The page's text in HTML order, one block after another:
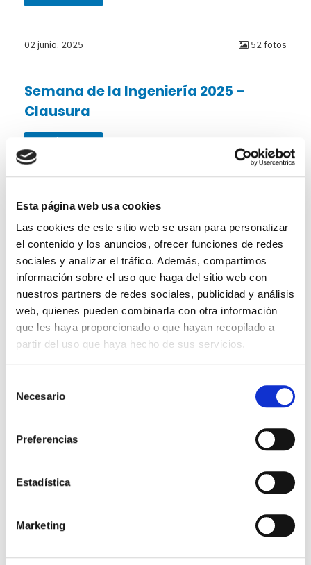
Esta página web usa cookies
Las cookies de este sitio web se usan para personalizar
el contenido y los anuncios, ofrecer funciones de redes
sociales y analizar el tráfico. Además, compartimos
información sobre el uso que haga del sitio web con
nuestros partners de redes sociales, publicidad y análisis
web, quienes pueden combinarla con otra información
que les haya proporcionado o que hayan recopilado a
partir del uso que haya hecho de sus servicios.
Necesario
Preferencias
Estadística
Marketing
02 junio, 2025 52 fotos
Semana de la Ingeniería 2025 –
Clausura
Semana de la Ingeniería 2025 –
Visitas
VER ÁLBUM
26 mayo, 2025
Medios
VER ÁLBUM
26 mayo, 2025 442 fotos
Semana de la Ingeniería 2025 –
Talleres